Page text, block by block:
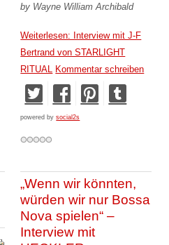
by Wayne William Archibald
Weiterlesen: Interview mit J-F
Bertrand von STARLIGHT
RITUAL Kommentar schreiben
powered bysocial2s
„Wenn wir könnten,
würden wir nur Bossa
Nova spielen“ –
Interview mit